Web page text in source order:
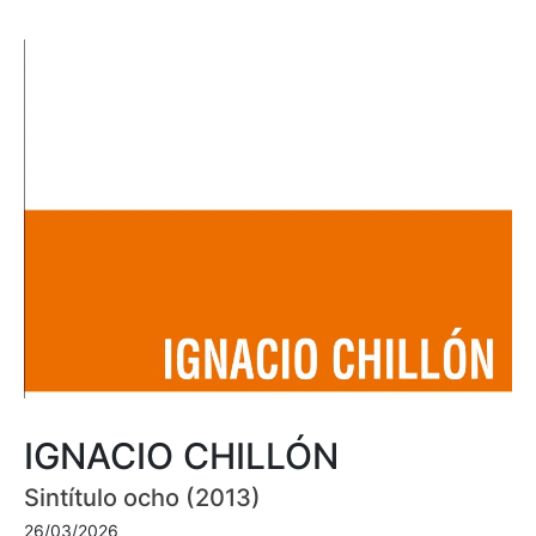
IGNACIO CHILLÓN
Sintítulo ocho (2013)
26/03/2026